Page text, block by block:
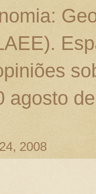
agosto
2008